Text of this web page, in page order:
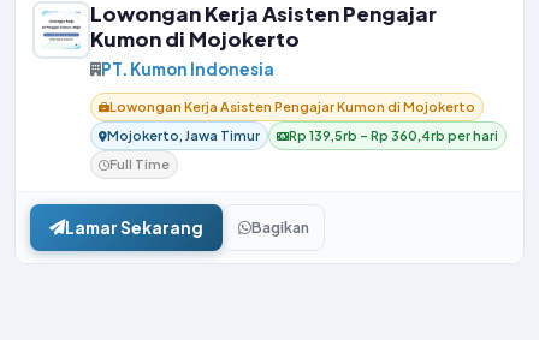
Lowongan Kerja Asisten Pengajar
Kumon di Mojokerto
PT. Kumon Indonesia
Lowongan Kerja Asisten Pengajar Kumon di Mojokerto
Mojokerto, Jawa Timur
Rp 139,5rb – Rp 360,4rb per hari
Full Time
Lamar Sekarang Bagikan